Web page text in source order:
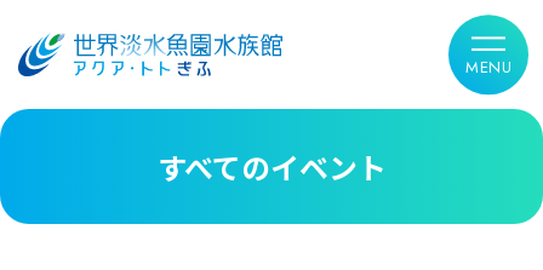
すべてのイベント